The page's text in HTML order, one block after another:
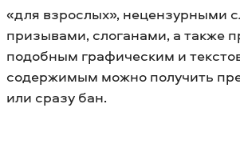
«для взрослых», нецензурными
призывами, слоганами, а также
подобным графическим и
содержимым можно получить
или сразу бан.